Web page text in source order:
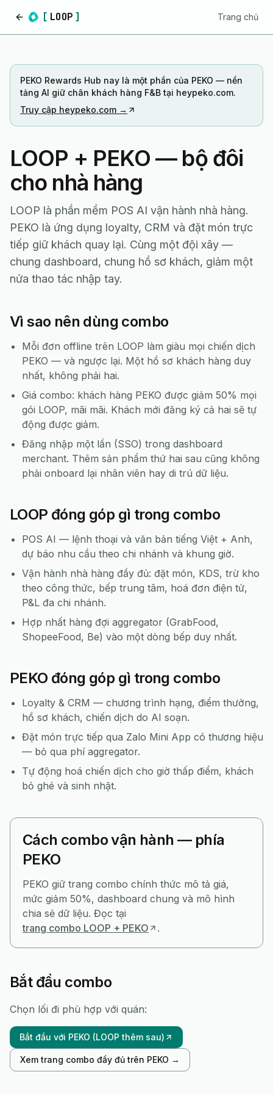
[ LOOP ]
Trang chủ
Trang chủ
PEKO Rewards Hub nay là một phần của PEKO — nền
tảng AI giữ chân khách hàng F&B tại heypeko.com.
Truy cập heypeko.com →
LOOP + PEKO — bộ đôi
cho nhà hàng
LOOP là phần mềm POS AI vận hành nhà hàng.
PEKO là ứng dụng loyalty, CRM và đặt món trực
tiếp giữ khách quay lại. Cùng một đội xây —
chung dashboard, chung hồ sơ khách, giảm một
nửa thao tác nhập tay.
Vì sao nên dùng combo
Mỗi đơn offline trên LOOP làm giàu mọi chiến dịch
PEKO — và ngược lại. Một hồ sơ khách hàng duy
nhất, không phải hai.
Giá combo: khách hàng PEKO được giảm 50% mọi
gói LOOP, mãi mãi. Khách mới đăng ký cả hai sẽ tự
động được giảm.
Đăng nhập một lần (SSO) trong dashboard
merchant. Thêm sản phẩm thứ hai sau cũng không
phải onboard lại nhân viên hay di trú dữ liệu.
LOOP đóng góp gì trong combo
POS AI — lệnh thoại và văn bản tiếng Việt + Anh,
dự báo nhu cầu theo chi nhánh và khung giờ.
Vận hành nhà hàng đầy đủ: đặt món, KDS, trừ kho
theo công thức, bếp trung tâm, hoá đơn điện tử,
P&L đa chi nhánh.
Hợp nhất hàng đợi aggregator (GrabFood,
ShopeeFood, Be) vào một dòng bếp duy nhất.
PEKO đóng góp gì trong combo
Loyalty & CRM — chương trình hạng, điểm thưởng,
hồ sơ khách, chiến dịch do AI soạn.
Đặt món trực tiếp qua Zalo Mini App có thương hiệu
— bỏ qua phí aggregator.
Tự động hoá chiến dịch cho giờ thấp điểm, khách
bỏ ghé và sinh nhật.
Cách combo vận hành — phía
PEKO
PEKO giữ trang combo chính thức mô tả giá,
mức giảm 50%, dashboard chung và mô hình
chia sẻ dữ liệu. Đọc tại
trang combo LOOP + PEKO
.
Bắt đầu combo
Chọn lối đi phù hợp với quán:
Bắt đầu với PEKO (LOOP thêm sau)
Xem trang combo đầy đủ trên PEKO →